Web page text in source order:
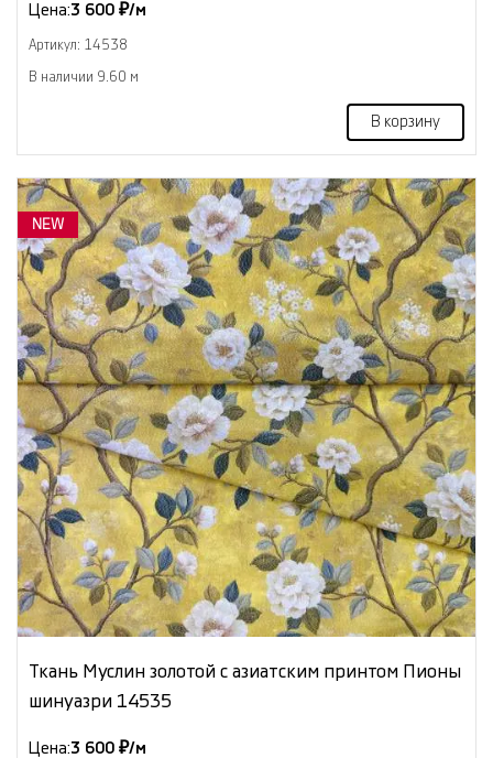
Цена:3 600 ₽/м
Артикул: 14538
В наличии 9.60 м
В корзину
NEW
Ткань Муслин золотой с азиатским принтом Пионы
шинуазри 14535
Цена:3 600 ₽/м